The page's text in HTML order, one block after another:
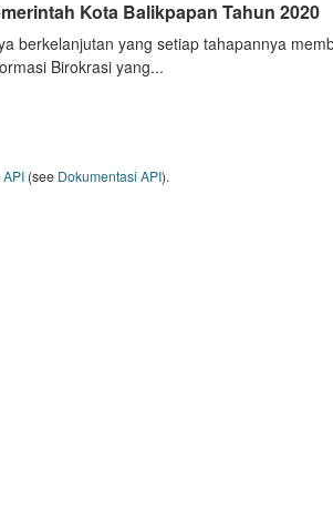
Kota Balikpapan Tahun 2020
berkelanjutan yang setiap tahapannya
Birokrasi yang...
API(see Dokumentasi API).